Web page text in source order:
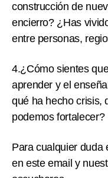
construcción de
encierro?¿Has
entre personas,
4.¿Cómo sientes
aprender y el
qué ha hecho crisis,
podemos fortalecer?
Para cualquier duda
en este email y